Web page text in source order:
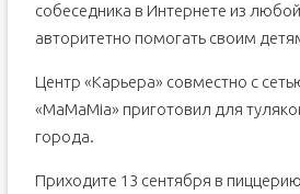
собеседника в Интернете из
авторитетно помогать своим
Центр «Карьера» совместно с
«MaMaMia» приготовил для
города.
Приходите 13 сентября в